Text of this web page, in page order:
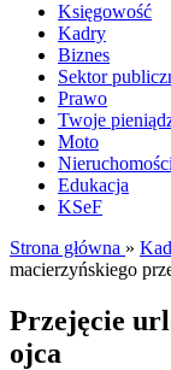
Księgowość
Kadry
Biznes
Sektor
Prawo
Twoje
Moto
Nieruchomości
Edukacja
KSeF
Strona główna »
macierzyńskiego
Przejęcie
ojca